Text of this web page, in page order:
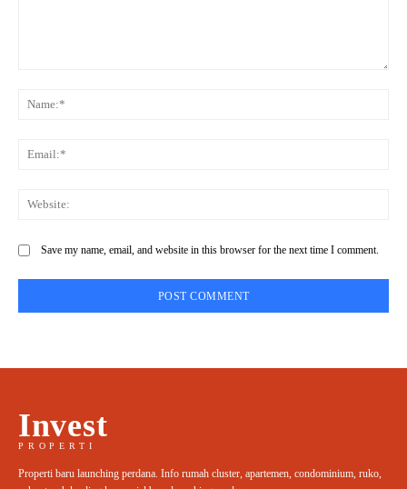
Save my name, email, and website in this browser for the next time I comment.
Invest
PROPERTI
Properti baru launching perdana. Info rumah cluster, apartemen, condominium, ruko,